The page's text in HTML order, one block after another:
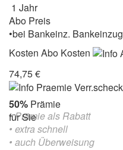
1 Jahr
Abo Preis
•bei Bankeinz. Bankeinzug
Kosten Abo Kosten
74,75 €
50% Prämie
für Sie
• Prämie als Rabatt
• extra schnell
• auch Überweisung